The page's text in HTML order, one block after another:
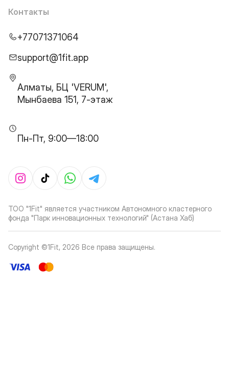
Контакты
+77071371064
support@1fit.app
Алматы, БЦ 'VERUM',
Мынбаева 151, 7-этаж
Пн-Пт, 9:00—18:00
ТОО "1Fit" является участником Автономного кластерного
фонда "Парк инновационных технологий" (Астана Хаб)
Copyright ©1Fit, 2026 Все права защищены.